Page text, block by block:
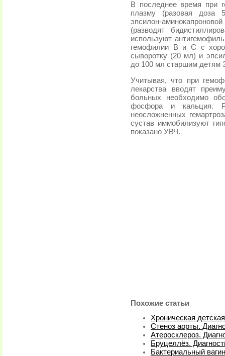
В последнее время при
плазму (разовая доза
эпсилон-
(разводят
используют
гемофилии В и С с
сыворотку (20 мл) и
до 100 мл старшим детям
Учитывая, что при
лекарства вводят
больных необходимо
фосфора и кальция.
неосложненных
сустав иммобилизуют
показано УВЧ.
Похожие статьи
Хроническая
Стеноз аорты.
Атеросклероз.
Бруцеллёз.
Бактериальный